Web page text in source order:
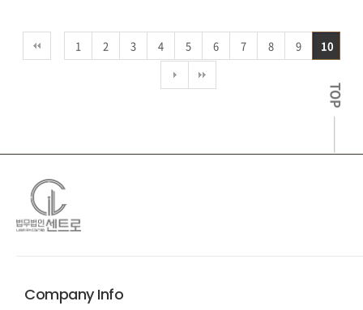
1 2 3 4 5 6 7 8 9 10
Company Info
TOP